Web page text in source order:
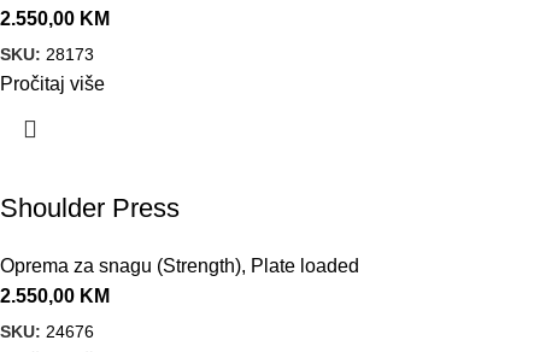
2.550,00 KM
SKU: 28173
Pročitaj više
Shoulder Press
Oprema za snagu (Strength), Plate loaded
2.550,00 KM
SKU: 24676